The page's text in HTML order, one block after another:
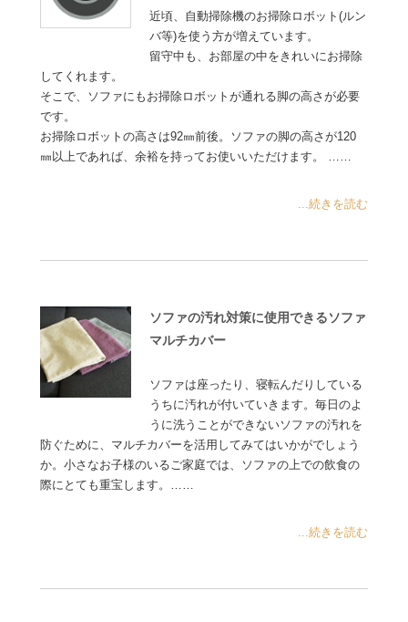
近頃、自動掃除機のお掃除ロボット(ルン
バ等)を使う方が増えています。
留守中も、お部屋の中をきれいにお掃除
してくれます。
そこで、ソファにもお掃除ロボットが通れる脚の高さが必要
です。
お掃除ロボットの高さは92㎜前後。ソファの脚の高さが120
㎜以上であれば、余裕を持ってお使いいただけます。 ……
...続きを読む
ソファの汚れ対策に使用できるソファ
マルチカバー
ソファは座ったり、寝転んだりしている
うちに汚れが付いていきます。毎日のよ
うに洗うことができないソファの汚れを
防ぐために、マルチカバーを活用してみてはいかがでしょう
か。小さなお子様のいるご家庭では、ソファの上での飲食の
際にとても重宝します。……
...続きを読む